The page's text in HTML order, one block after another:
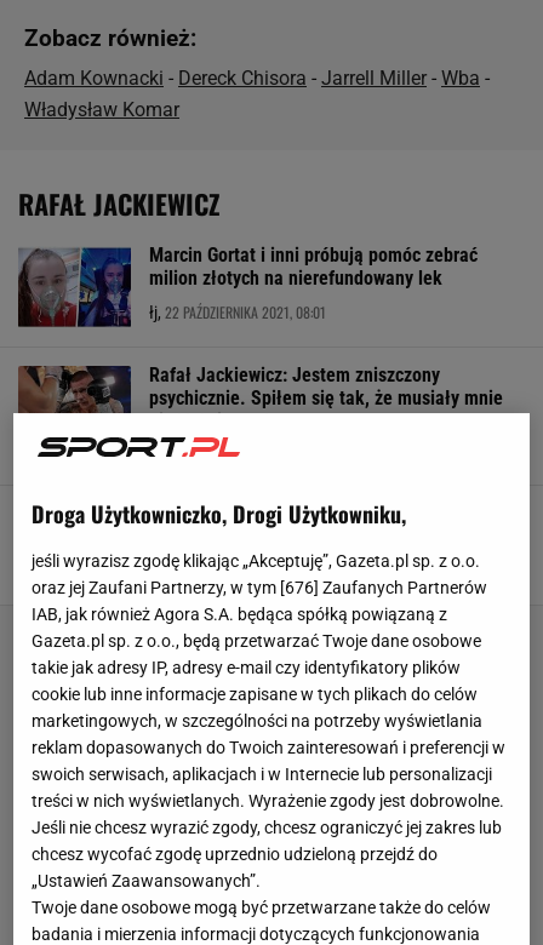
Zobacz również:
Adam Kownacki - Dereck Chisora - Jarrell Miller - Wba -
Władysław Komar
RAFAŁ JACKIEWICZ
Marcin Gortat i inni próbują pomóc zebrać
milion złotych na nierefundowany lek
łj, 22 PAŹDZIERNIKA 2021, 08:01
Rafał Jackiewicz: Jestem zniszczony
psychicznie. Spiłem się tak, że musiały mnie
nieść dwie osoby
kg, 4 PAŹDZIERNIKA 2021, 19:37
Trener oskarża Jackiewicza o "sprzedanie"
walki. Burza w ringu. "Przysięgam"
kg,3 PAŹDZIERNIKA 2021, 12:14
Droga Użytkowniczko, Drogi Użytkowniku,
jeśli wyrazisz zgodę klikając „Akceptuję”, Gazeta.pl sp. z o.o.
oraz jej Zaufani Partnerzy, w tym [676] Zaufanych Partnerów
IAB, jak również Agora S.A. będąca spółką powiązaną z
Gazeta.pl sp. z o.o., będą przetwarzać Twoje dane osobowe
takie jak adresy IP, adresy e-mail czy identyfikatory plików
cookie lub inne informacje zapisane w tych plikach do celów
marketingowych, w szczególności na potrzeby wyświetlania
reklam dopasowanych do Twoich zainteresowań i preferencji w
swoich serwisach, aplikacjach i w Internecie lub personalizacji
treści w nich wyświetlanych. Wyrażenie zgody jest dobrowolne.
Jeśli nie chcesz wyrazić zgody, chcesz ograniczyć jej zakres lub
chcesz wycofać zgodę uprzednio udzieloną przejdź do
„Ustawień Zaawansowanych”.
Twoje dane osobowe mogą być przetwarzane także do celów
badania i mierzenia informacji dotyczących funkcjonowania